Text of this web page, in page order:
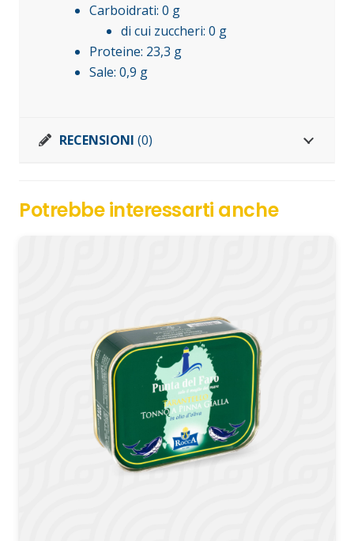
Carboidrati: 0 g
di cui zuccheri: 0 g
Proteine: 23,3 g
Sale: 0,9 g
RECENSIONI (0)
Potrebbe interessarti anche